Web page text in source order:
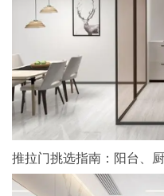
推拉门挑选指南：阳台、